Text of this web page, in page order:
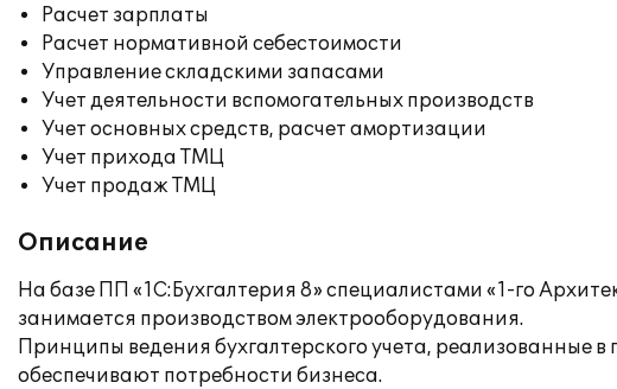
Расчет зарплаты
Расчет нормативной себестоимости
Управление складскими запасами
Учет деятельности вспомогательных производств
Учет основных средств, расчет амортизации
Учет прихода ТМЦ
Учет продаж ТМЦ
Описание
На базе ПП «1С:Бухгалтерия 8» специалистами «1-го
занимается производством электрооборудования.
Принципы ведения бухгалтерского учета, реализованные
обеспечивают потребности бизнеса.